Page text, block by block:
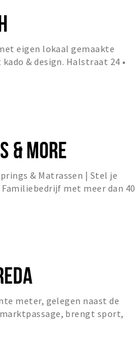
eigen lokaal gemaakte
& design. Halstraat 24 •
& MORE
& Matrassen | Stel je
met meer dan 40
meter, gelegen naast de
brengt sport,